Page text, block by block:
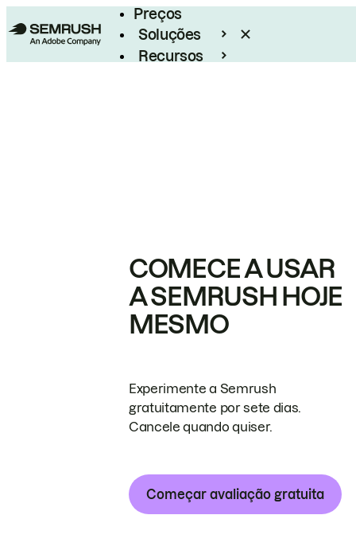
Preços
Soluções
Recursos
COMECE A USAR
A SEMRUSH HOJE
MESMO
Experimente a Semrush
gratuitamente por sete dias.
Cancele quando quiser.
Começar avaliação gratuita